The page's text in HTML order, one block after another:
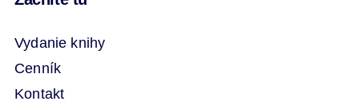
Vydanie knihy
Cenník
Kontakt